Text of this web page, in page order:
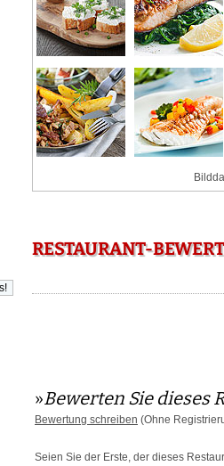
RESTAURANT-
»Bewerten Sie dieses
Bewertung schreiben (Ohne
Seien Sie der Erste, der dieses